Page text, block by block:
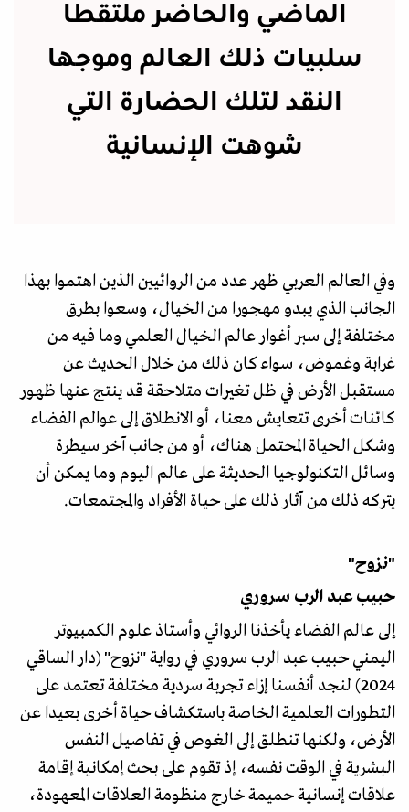
الماضي والحاضر ملتقطا
سلبيات ذلك العالم وموجها
النقد لتلك الحضارة التي
شوهت الإنسانية
وفي العالم العربي ظهر عدد من الروائيين الذين اهتموا بهذا
الجانب الذي يبدو مهجورا من الخيال، وسعوا بطرق
مختلفة إلى سبر أغوار عالم الخيال العلمي وما فيه من
غرابة وغموض، سواء كان ذلك من خلال الحديث عن
مستقبل الأرض في ظل تغيرات متلاحقة قد ينتج عنها ظهور
كائنات أخرى تتعايش معنا، أو الانطلاق إلى عوالم الفضاء
وشكل الحياة المحتمل هناك، أو من جانب آخر سيطرة
وسائل التكنولوجيا الحديثة على عالم اليوم وما يمكن أن
يتركه ذلك من آثار ذلك على حياة الأفراد والمجتمعات.
"نزوح"
حبيب عبد الرب سروري
إلى عالم الفضاء يأخذنا الروائي وأستاذ علوم الكمبيوتر
اليمني حبيب عبد الرب سروري في رواية "نزوح" (دار الساقي
2024) لنجد أنفسنا إزاء تجربة سردية مختلفة تعتمد على
التطورات العلمية الخاصة باستكشاف حياة أخرى بعيدا عن
الأرض، ولكنها تنطلق إلى الغوص في تفاصيل النفس
البشرية في الوقت نفسه، إذ تقوم على بحث إمكانية إقامة
علاقات إنسانية حميمة خارج منظومة العلاقات المعهودة،